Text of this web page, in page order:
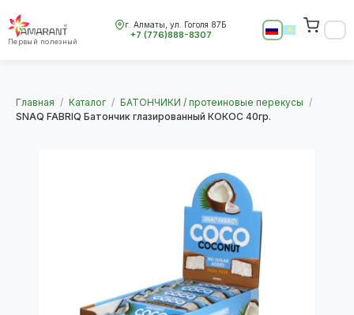
Первый полезный
г. Алматы, ул. Гоголя 87Б
+7 (776)888-8307
Главная / Каталог / БАТОНЧИКИ / протеиновые перекусы /
SNAQ FABRIQ Батончик глазированный КОКОС 40гр.